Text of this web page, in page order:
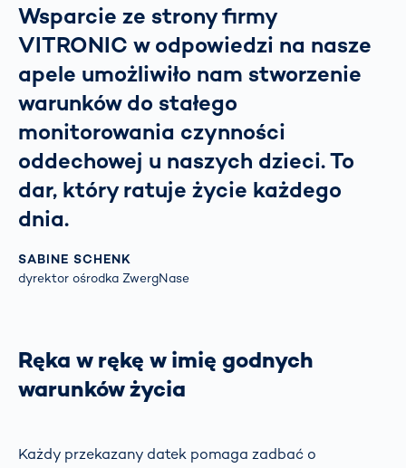
Wsparcie ze strony firmy
VITRONIC w odpowiedzi na nasze
apele umożliwiło nam stworzenie
warunków do stałego
monitorowania czynności
oddechowej u naszych dzieci. To
dar, który ratuje życie każdego
dnia.
SABINE SCHENK
dyrektor ośrodka ZwergNase
Ręka w rękę w imię godnych
warunków życia
Każdy przekazany datek pomaga zadbać o